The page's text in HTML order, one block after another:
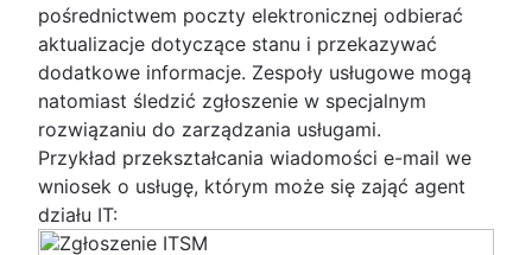
pośrednictwem poczty elektronicznej odbierać
aktualizacje dotyczące stanu i przekazywać
dodatkowe informacje. Zespoły usługowe mogą
natomiast śledzić zgłoszenie w specjalnym
rozwiązaniu do zarządzania usługami.
Przykład przekształcania wiadomości e-mail we
wniosek o usługę, którym może się zająć agent
działu IT: